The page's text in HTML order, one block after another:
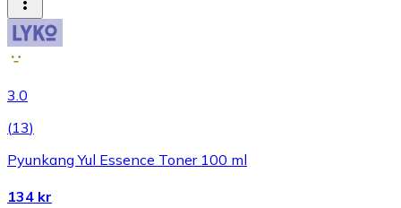
3.0
(13)
Pyunkang Yul Essence Toner 100 ml
134 kr